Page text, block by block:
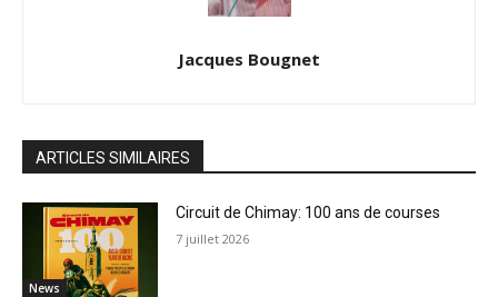
Jacques Bougnet
ARTICLES SIMILAIRES
News
Circuit de Chimay: 100 ans de courses
7 juillet 2026